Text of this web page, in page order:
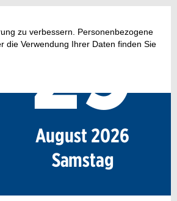
zu verbessern. Personenbezogene
die Verwendung Ihrer Daten finden Sie
Samstag
29
August 2026